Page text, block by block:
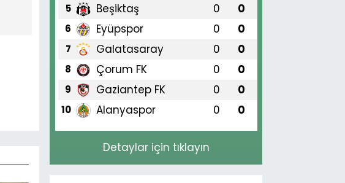
5 Beşiktaş 0 0
6 Eyüpspor 0 0
7 Galatasaray 0 0
8 Çorum FK 0 0
9 Gaziantep FK 0 0
10 Alanyaspor 0 0
Detaylar için tıklayın